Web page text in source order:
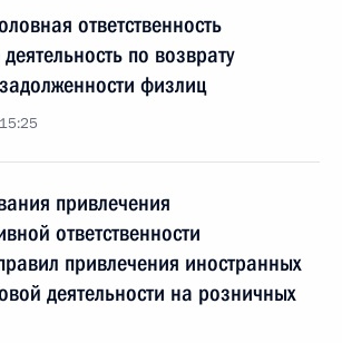
ответственность
по возврату
физлиц
привлечения
ответственности
привлечения иностранных
деятельности на розничных